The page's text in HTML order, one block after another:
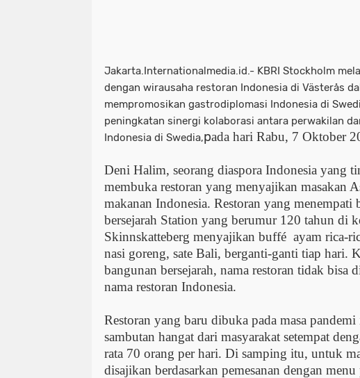
Jakarta.Internationalmedia.id.- KBRI Stockholm
dengan wirausaha restoran Indonesia di Västerås
mempromosikan gastrodiplomasi Indonesia di
peningkatan sinergi kolaborasi antara perwakilan
Indonesia di Swedia,pada hari Rabu, 7 Oktober
Deni Halim, seorang diaspora Indonesia yang
membuka restoran yang menyajikan masakan
makanan Indonesia. Restoran yang menempati
bersejarah Station yang berumur 120 tahun di
Skinnskatteberg menyajikan buffé ayam rica-
nasi goreng, sate Bali, berganti-ganti tiap hari.
bangunan bersejarah, nama restoran tidak bisa
nama restoran Indonesia.
Restoran yang baru dibuka pada masa
sambutan hangat dari masyarakat setempat
rata 70 orang per hari. Di samping itu, untuk
disajikan berdasarkan pemesanan dengan